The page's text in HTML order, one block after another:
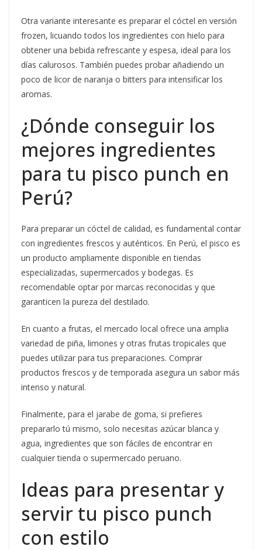
Otra variante interesante es preparar el cóctel en versión
frozen, licuando todos los ingredientes con hielo para
obtener una bebida refrescante y espesa, ideal para los
días calurosos. También puedes probar añadiendo un
poco de licor de naranja o bitters para intensificar los
aromas.
¿Dónde conseguir los
mejores ingredientes
para tu pisco punch en
Perú?
Para preparar un cóctel de calidad, es fundamental contar
con ingredientes frescos y auténticos. En Perú, el pisco es
un producto ampliamente disponible en tiendas
especializadas, supermercados y bodegas. Es
recomendable optar por marcas reconocidas y que
garanticen la pureza del destilado.
En cuanto a frutas, el mercado local ofrece una amplia
variedad de piña, limones y otras frutas tropicales que
puedes utilizar para tus preparaciones. Comprar
productos frescos y de temporada asegura un sabor más
intenso y natural.
Finalmente, para el jarabe de goma, si prefieres
prepararlo tú mismo, solo necesitas azúcar blanca y
agua, ingredientes que son fáciles de encontrar en
cualquier tienda o supermercado peruano.
Ideas para presentar y
servir tu pisco punch
con estilo